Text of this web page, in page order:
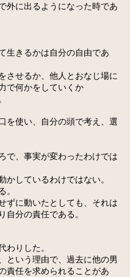
外に出るようになった時であ
生きるかは自分の自由であ
させるか、他人とおなじ場に
で何かをしていくか
を使い、自分の頭で考え、選
で、事実が変わったわけでは
しているわけではない。
。
ずに動いたとしても、それは
自分の責任である。
りした。
という理由で、過去に他の男
責任を求められることがあ